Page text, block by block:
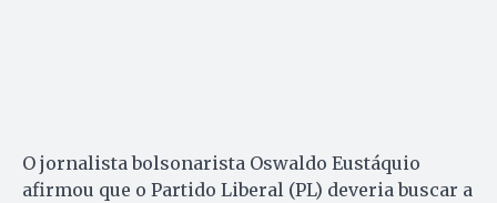
O jornalista bolsonarista Oswaldo Eustáquio
afirmou que o Partido Liberal (PL) deveria buscar a